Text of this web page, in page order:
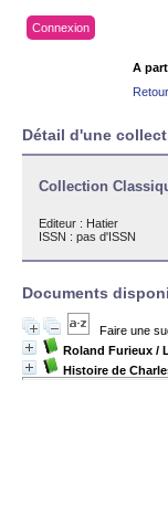
Connexion
A
Détail d'une
Collection
Editeur : Hatier
ISSN : pas d'ISSN
Documents
Faire une
Roland Furieux /
Histoire de